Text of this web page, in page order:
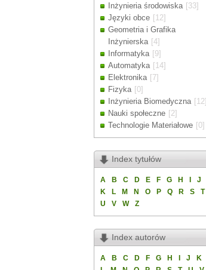
Inżynieria środowiska [33]
Języki obce [12]
Geometria i Grafika
Inżynierska [4]
Informatyka [9]
Automatyka [14]
Elektronika [7]
Fizyka [0]
Inżynieria Biomedyczna [12]
Nauki społeczne [2]
Technologie Materiałowe [0]
Index tytułów
A B C D E F G H
J
K
L M N O P Q R S
T
U
V W Z
Index autorów
A B C D F G H J
K